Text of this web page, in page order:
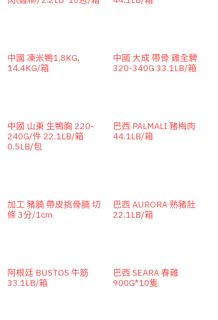
中國 凍米鴨1.8KG,
14.4KG/箱
中國 大成 帶骨 雞全髀
320-340G 33.1LB/箱
中國 山東 生鴨胸 220-
240G/件 22.1LB/箱
0.5LB/包
巴西 PALMALI 豬梅肉
44.1LB/箱
加工 豬腩 帶皮挑骨腩 切
條 3分/1cm
巴西 AURORA 熟豬肚
22.1LB/箱
阿根廷 BUSTOS 牛筋
33.1LB/箱
巴西 SEARA 春雞
900G*10隻